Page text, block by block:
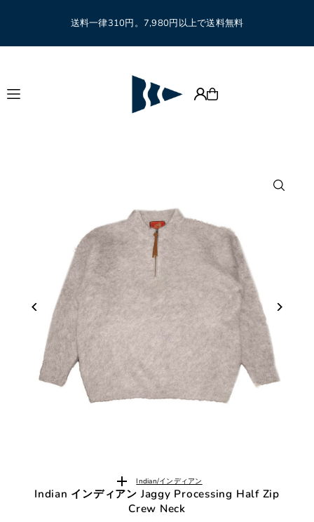
Translation missing: ja.accessibility.skip_to_text
送料一律310円。7,980円以上で送料無料
Indian/インディアン
Indian インディアン Jaggy Processing Half Zip
Crew Neck